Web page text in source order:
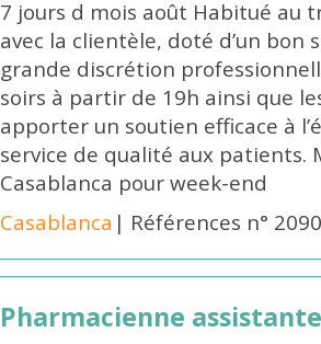
7 jours d mois août Habitué au
avec la clientèle, doté d’un bon
grande discrétion
soirs à partir de 19h ainsi que
apporter un soutien efficace à
service de qualité aux patients.
Casablanca pour week-end
Casablanca | Références n°
Pharmacienne